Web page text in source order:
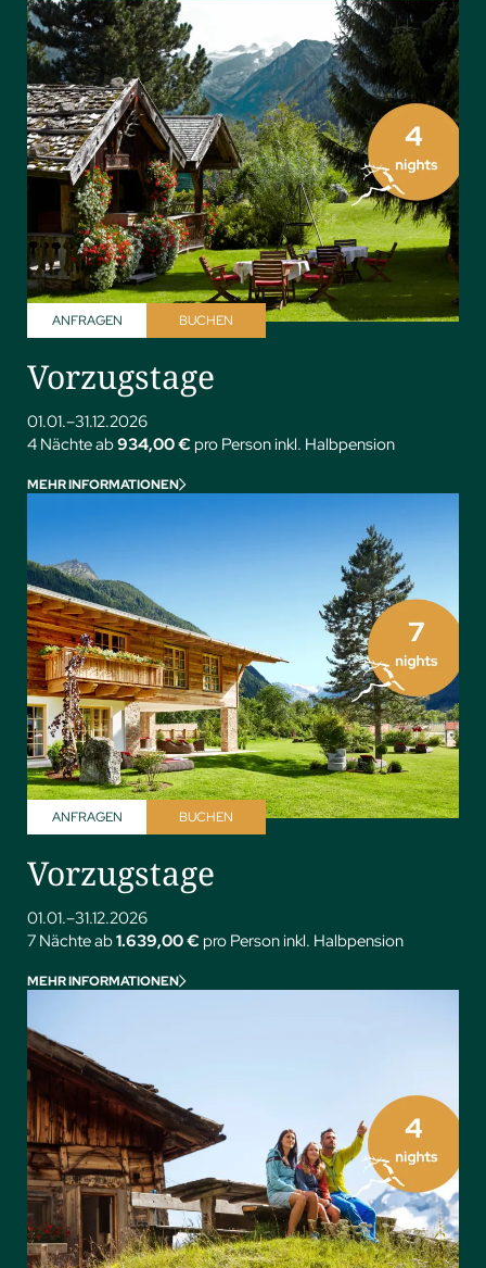
BUCHEN
ANFRAGEN
Vorzugstage
01.01.–31.12.2026
4 Nächte ab934,00 € pro Person inkl. Halbpension
MEHR INFORMATIONEN
BUCHEN
ANFRAGEN
Vorzugstage
01.01.–31.12.2026
7 Nächte ab1.639,00 € pro Person inkl. Halbpension
MEHR INFORMATIONEN